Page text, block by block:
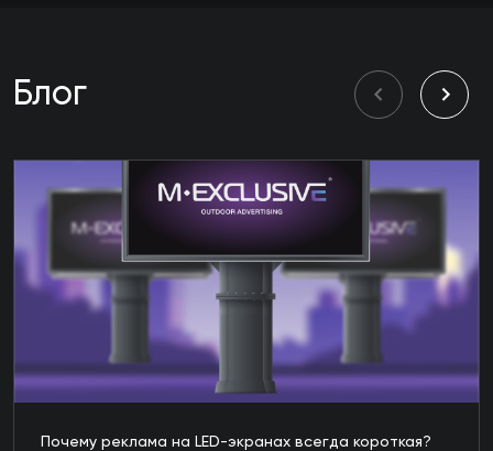
Блог
Почему реклама на LED-экранах всегда короткая?